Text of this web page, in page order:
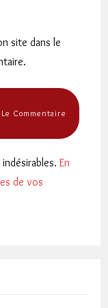
site dans le
En
de vos